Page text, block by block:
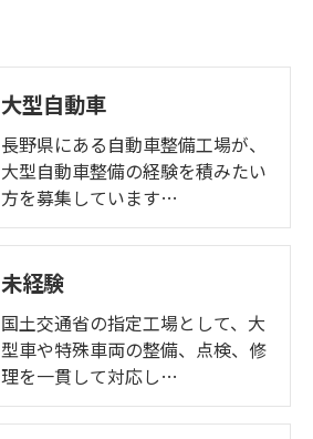
大型自動車
長野県にある自動車整備工場が、
大型自動車整備の経験を積みたい
方を募集しています…
未経験
国土交通省の指定工場として、大
型車や特殊車両の整備、点検、修
理を一貫して対応し…